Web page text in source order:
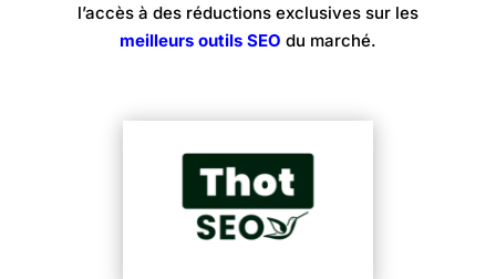
l’accès à des réductions exclusives sur les
meilleurs outils SEO du marché.